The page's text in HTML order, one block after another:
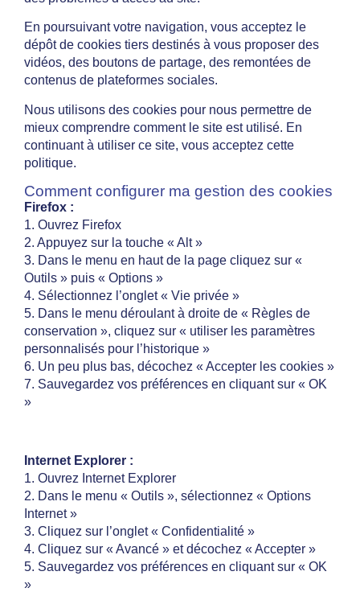
En poursuivant votre navigation, vous acceptez le
dépôt de cookies tiers destinés à vous proposer des
vidéos, des boutons de partage, des remontées de
contenus de plateformes sociales.
Nous utilisons des cookies pour nous permettre de
mieux comprendre comment le site est utilisé. En
continuant à utiliser ce site, vous acceptez cette
politique.
Comment configurer ma gestion des cookies
Firefox :
1. Ouvrez Firefox
2. Appuyez sur la touche « Alt »
3. Dans le menu en haut de la page cliquez sur «
Outils » puis « Options »
4. Sélectionnez l’onglet « Vie privée »
5. Dans le menu déroulant à droite de « Règles de
conservation », cliquez sur « utiliser les paramètres
personnalisés pour l’historique »
6. Un peu plus bas, décochez « Accepter les cookies »
7. Sauvegardez vos préférences en cliquant sur « OK
»
Internet Explorer :
1. Ouvrez Internet Explorer
2. Dans le menu « Outils », sélectionnez « Options
Internet »
3. Cliquez sur l’onglet « Confidentialité »
4. Cliquez sur « Avancé » et décochez « Accepter »
5. Sauvegardez vos préférences en cliquant sur « OK
»